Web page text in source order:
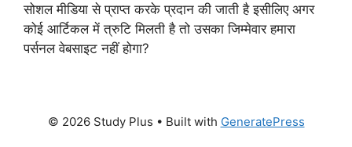
सोशल मीडिया से प्राप्त करके प्रदान की जाती है इसीलिए अगर
कोई आर्टिकल में त्रुटि मिलती है तो उसका जिम्मेवार हमारा
पर्सनल वेबसाइट नहीं होगा?
© 2026 Study Plus • Built with GeneratePress